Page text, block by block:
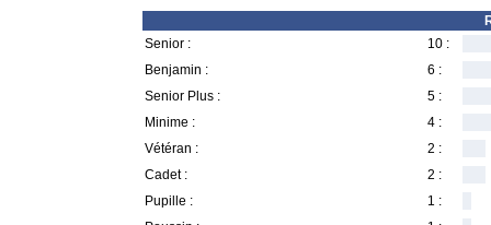
Senior :
10 :
Benjamin :
6 :
Senior Plus :
5 :
Minime :
4 :
Vétéran :
2 :
Cadet :
2 :
Pupille :
1 :